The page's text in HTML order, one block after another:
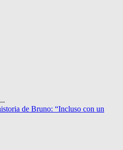
de Bruno: “Incluso con un